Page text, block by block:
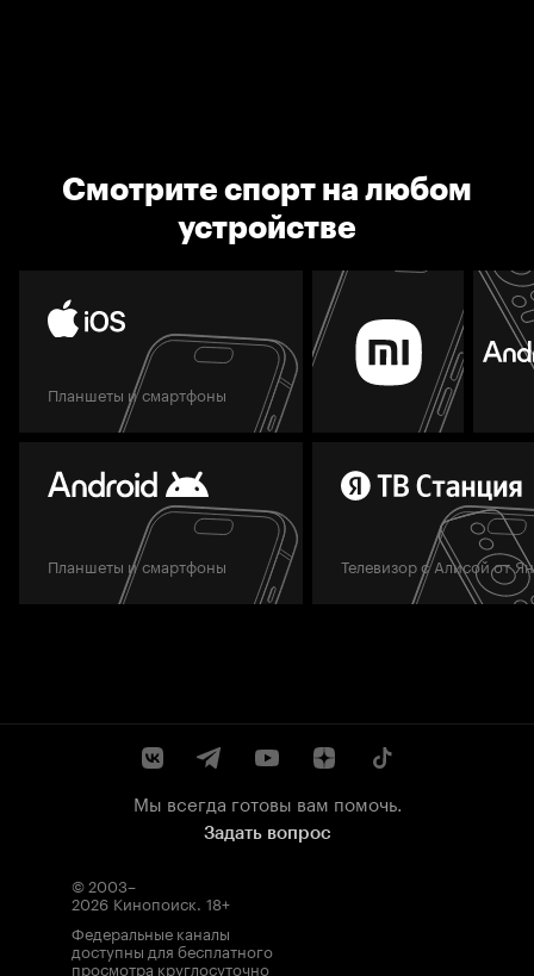
Смотрите спорт на любом
устройстве
Планшеты и смартфоны
Планшеты и смартфоны Телевизор с Алисой от
Мы всегда готовы вам помочь.
Задать вопрос
© 2003–
2026 Кинопоиск. 18+
Федеральные каналы
доступны для бесплатного
просмотра круглосуточно